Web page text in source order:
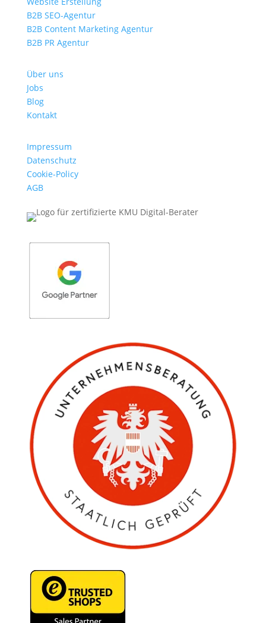
B2B SEO-Agentur
B2B Content Marketing Agentur
B2B PR Agentur
Über uns
Jobs
Blog
Kontakt
Impressum
Datenschutz
Cookie-Policy
AGB